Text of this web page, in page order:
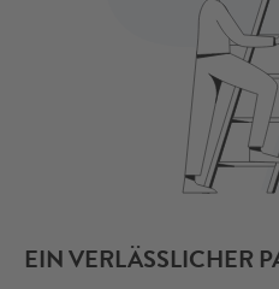
EIN VERLÄSSLICHER